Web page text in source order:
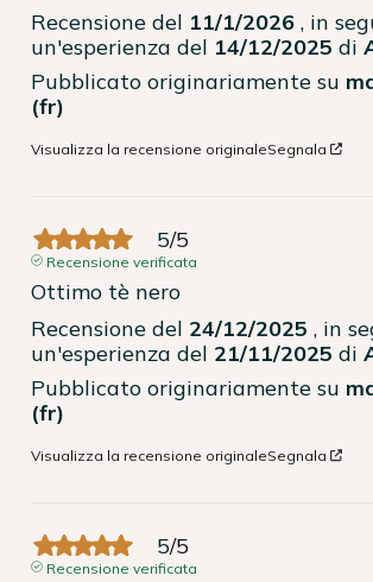
Recensione del 11/1/2026 , in
un'esperienza del 14/12/2025 di
Pubblicato originariamente su
(fr)
Visualizza la recensione originaleSegnala
5/5
Recensione verificata
Ottimo tè nero
Recensione del 24/12/2025 , in
un'esperienza del 21/11/2025 di
Pubblicato originariamente su
(fr)
Visualizza la recensione originaleSegnala
5/5
Recensione verificata